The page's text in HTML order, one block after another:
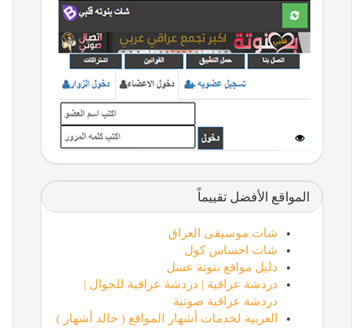
المواقع الأفضل تقييماً
شات موسيقى العراق
شات احساس كول
دليل مواقع بنوتة عسل
دردشة عراقية | دردشة عراقية للجوال |
دردشة عراقية صوتية
العربية لخدمات أشهار المواقع ( خالد أشهار )